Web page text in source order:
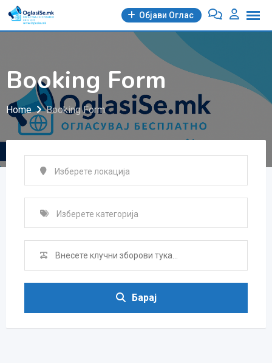
Skip
Објави Oглас
Booking Form
Home Booking Form
Барај